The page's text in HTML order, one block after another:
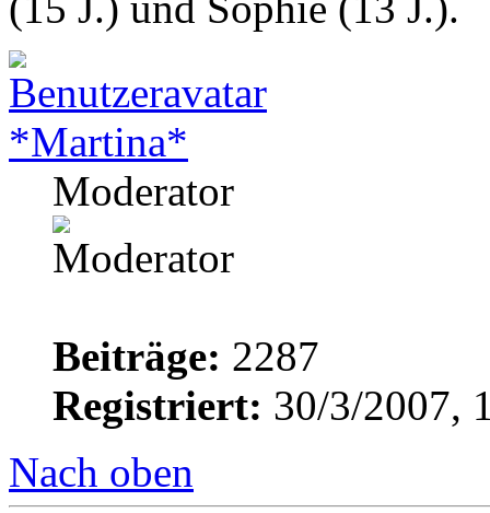
*Martina*
Moderator
Beiträge: 2287
Registriert: 30/3/2007,
Nach oben